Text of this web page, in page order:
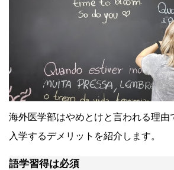
海外医学部はやめとけと言われる理由
入学するデメリットを紹介します。
語学習得は必須